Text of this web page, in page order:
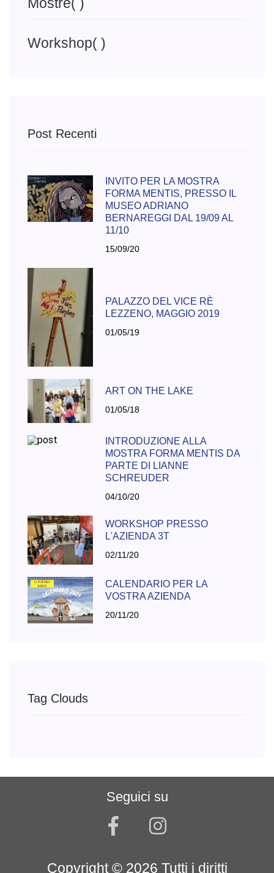
Workshop( )
Post Recenti
INVITO PER LA MOSTRA
FORMA MENTIS, PRESSO IL
MUSEO ADRIANO
BERNAREGGI DAL 19/09 AL
11/10
15/09/20
PALAZZO DEL VICE RÈ
LEZZENO, MAGGIO 2019
01/05/19
ART ON THE LAKE
01/05/18
INTRODUZIONE ALLA
MOSTRA FORMA MENTIS DA
PARTE DI LIANNE
SCHREUDER
04/10/20
WORKSHOP PRESSO
L'AZIENDA 3T
02/11/20
CALENDARIO PER LA
VOSTRA AZIENDA
20/11/20
Tag Clouds
Seguici su
Copyright © 2026 Tutti i diritti